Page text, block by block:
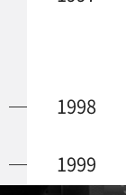
1998
1999